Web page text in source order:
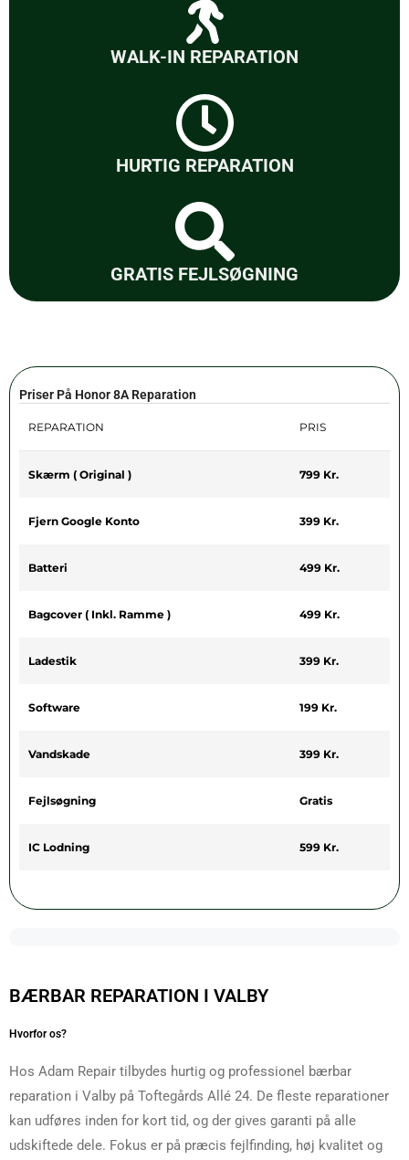
WALK-IN REPARATION
HURTIG REPARATION
GRATIS FEJLSØGNING
Priser På Honor 8A Reparation
REPARATION PRIS
Skærm ( Original ) 799 Kr.
Fjern Google Konto 399 Kr.
Batteri 499 Kr.
Bagcover ( Inkl. Ramme ) 499 Kr.
Ladestik 399 Kr.
Software 199 Kr.
Vandskade 399 Kr.
Fejlsøgning Gratis
IC Lodning 599 Kr.
BÆRBAR REPARATION I VALBY
Hvorfor os?
Hos Adam Repair tilbydes hurtig og professionel bærbar
reparation i Valby på Toftegårds Allé 24. De fleste reparationer
kan udføres inden for kort tid, og der gives garanti på alle
udskiftede dele. Fokus er på præcis fejlfinding, høj kvalitet og